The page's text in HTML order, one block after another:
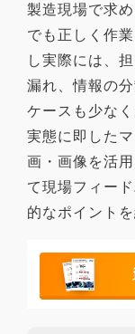
製造現場で求
でも正しく作
し実際には、
漏れ、情報の
ケースも少な
実態に即した
画・画像を活
て現場フィー
的なポイントを